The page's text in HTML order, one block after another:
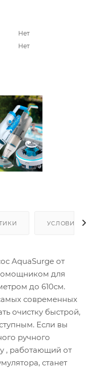
Нет
Нет
УСЛОВИЯ
AquaSurge от
для
до 610см.
современных
очистку быстрой,
Если вы
ручного
, работающий от
станет